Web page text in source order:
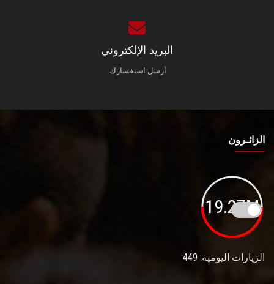
البريد الإلكتروني
أرسل استفسارك.
الزائـرون
19.27M
الزيارات اليومية: 449